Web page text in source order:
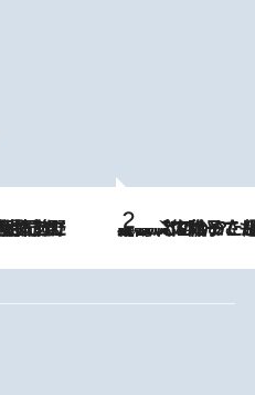
2026.8.5
【阿川佐和子さんの年とる力】なぜ70代で始めた趣味は“こんなに楽しい”のか？ ピアノ、俳句…スランプに陥っても続けられる“ある秘訣”とは